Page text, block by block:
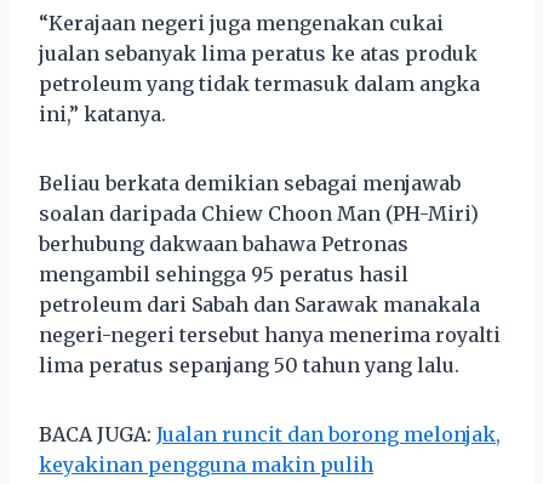
“Kerajaan negeri juga mengenakan cukai
jualan sebanyak lima peratus ke atas produk
petroleum yang tidak termasuk dalam angka
ini,” katanya.
Beliau berkata demikian sebagai menjawab
soalan daripada Chiew Choon Man (PH-Miri)
berhubung dakwaan bahawa Petronas
mengambil sehingga 95 peratus hasil
petroleum dari Sabah dan Sarawak manakala
negeri-negeri tersebut hanya menerima royalti
lima peratus sepanjang 50 tahun yang lalu.
BACA JUGA: Jualan runcit dan borong melonjak,
keyakinan pengguna makin pulih